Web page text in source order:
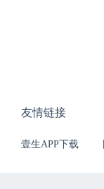
友情链接
壹生APP下载